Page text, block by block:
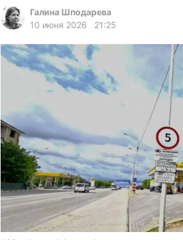
Галина Шподарева
10 июня 2026
21:25